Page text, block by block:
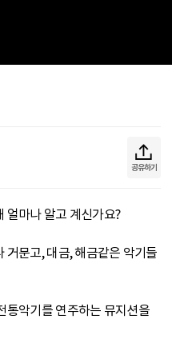
공유하기
얼마나 알고 계신가요?
거문고, 대금, 해금같은 악기들
통악기를 연주하는 뮤지션을